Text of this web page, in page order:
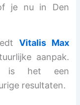
je nu in Den
Vitalis Max
aanpak.
is het een
resultaten.